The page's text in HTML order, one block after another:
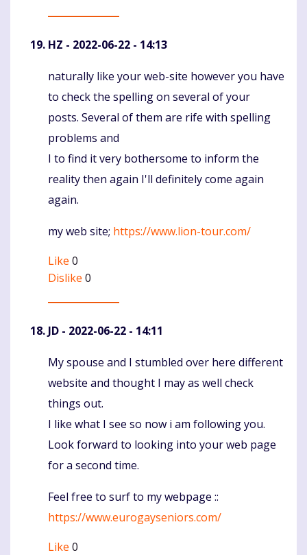
HZ - 2022-06-22 - 14:13
Komentaras
naturally like your web-site however you have
to check the spelling on several of your
posts. Several of them are rife with spelling
problems and
I to find it very bothersome to inform the
reality then again I'll definitely come again
again.
my web site; https://www.lion-tour.com/
Like 0
Dislike 0
JD - 2022-06-22 - 14:11
Komentaras
My spouse and I stumbled over here different
website and thought I may as well check
things out.
I like what I see so now i am following you.
Look forward to looking into your web page
for a second time.
Feel free to surf to my webpage ::
https://www.eurogayseniors.com/
Like 0